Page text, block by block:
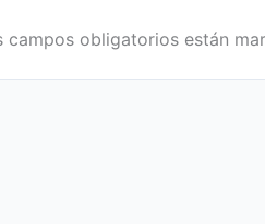
campos obligatorios están